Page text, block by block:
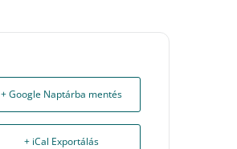
+ Google Naptárba mentés
+ iCal Exportálás